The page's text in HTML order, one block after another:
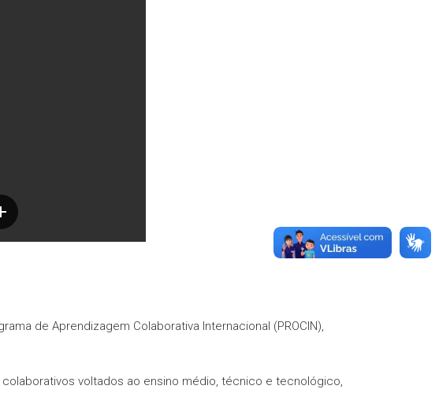
de Aprendizagem Colaborativa Internacional (PROCIN),
voltados ao ensino médio, técnico e tecnológico,